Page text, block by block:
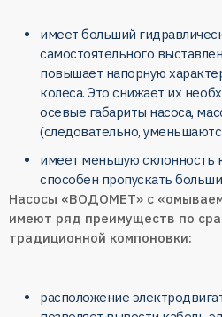
имеет больший
самостоятельного
повышает напорную
колеса. Это снижает их
осевые габариты насоса,
(следовательно,
имеет меньшую склонность
способен пропускать
Насосы «ВОДОМЕТ» с
имеют ряд преимуществ по
традиционной компоновки:
расположение